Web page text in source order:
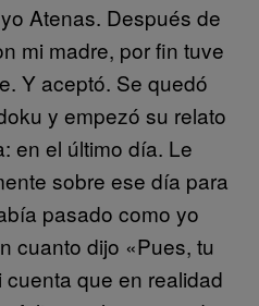
Atenas. Después de
mi madre, por fin tuve
Y aceptó. Se quedó
y empezó su relato
en el último día. Le
sobre ese día para
pasado como yo
cuanto dijo «Pues, tu
que en realidad